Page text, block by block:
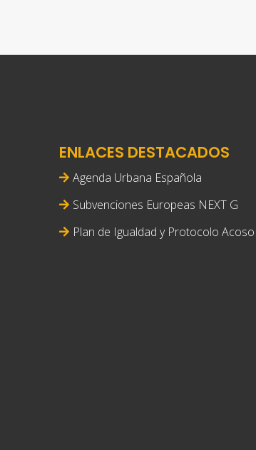
ENLACES DESTACADOS
Agenda Urbana Española
Subvenciones Europeas NEXT G
Plan de Igualdad y Protocolo Acoso